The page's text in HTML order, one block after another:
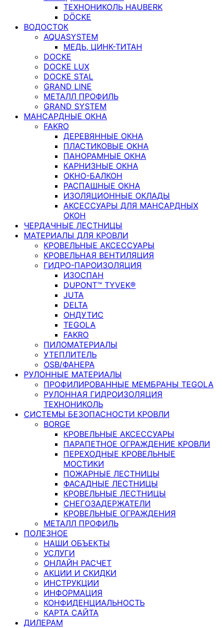
ТЕХНОНИКОЛЬ HAUBERK
DÖCKE
ВОДОСТОК
AQUASYSTEM
МЕДЬ, ЦИНК-ТИТАН
DOCKE
DOCKE LUX
DOCKE STAL
GRAND LINE
МЕТАЛЛ ПРОФИЛЬ
GRAND SYSTEM
МАНСАРДНЫЕ ОКНА
FAKRO
ДЕРЕВЯННЫЕ ОКНА
ПЛАСТИКОВЫЕ ОКНА
ПАНОРАМНЫЕ ОКНА
КАРНИЗНЫЕ ОКНА
ОКНО-БАЛКОН
РАСПАШНЫЕ ОКНА
ИЗОЛЯЦИОННЫЕ ОКЛАДЫ
АКСЕССУАРЫ ДЛЯ МАНСАРДНЫХ
ОКОН
ЧЕРДАЧНЫЕ ЛЕСТНИЦЫ
МАТЕРИАЛЫ ДЛЯ КРОВЛИ
КРОВЕЛЬНЫЕ АКСЕССУАРЫ
КРОВЕЛЬНАЯ ВЕНТИЛЯЦИЯ
ГИДРО-ПАРОИЗОЛЯЦИЯ
ИЗОСПАН
DUPONT™ TYVEK®
JUTA
DELTA
ОНДУТИС
TEGOLA
FAKRO
ПИЛОМАТЕРИАЛЫ
УТЕПЛИТЕЛЬ
OSB/ФАНЕРА
РУЛОННЫЕ МАТЕРИАЛЫ
ПРОФИЛИРОВАННЫЕ МЕМБРАНЫ TEGOLA
РУЛОННАЯ ГИДРОИЗОЛЯЦИЯ
ТЕХНОНИКОЛЬ
СИСТЕМЫ БЕЗОПАСНОСТИ КРОВЛИ
BORGE
КРОВЕЛЬНЫЕ АКСЕССУАРЫ
ПАРАПЕТНОЕ ОГРАЖДЕНИЕ КРОВЛИ
ПЕРЕХОДНЫЕ КРОВЕЛЬНЫЕ
МОСТИКИ
ПОЖАРНЫЕ ЛЕСТНИЦЫ
ФАСАДНЫЕ ЛЕСТНИЦЫ
КРОВЕЛЬНЫЕ ЛЕСТНИЦЫ
СНЕГОЗАДЕРЖАТЕЛИ
КРОВЕЛЬНЫЕ ОГРАЖДЕНИЯ
МЕТАЛЛ ПРОФИЛЬ
ПОЛЕЗНОЕ
НАШИ ОБЪЕКТЫ
УСЛУГИ
ОНЛАЙН РАСЧЕТ
АКЦИИ И СКИДКИ
ИНСТРУКЦИИ
ИНФОРМАЦИЯ
КОНФИДЕНЦИАЛЬНОСТЬ
КАРТА САЙТА
ДИЛЕРАМ